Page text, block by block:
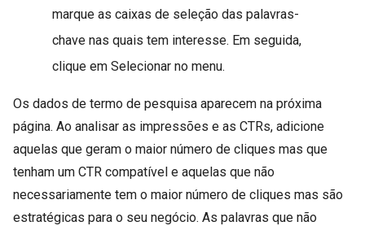
marque as caixas de seleção das palavras-
chave nas quais tem interesse. Em seguida,
clique em Selecionar no menu.
Os dados de termo de pesquisa aparecem na próxima
página. Ao analisar as impressões e as CTRs, adicione
aquelas que geram o maior número de cliques mas que
tenham um CTR compatível e aquelas que não
necessariamente tem o maior número de cliques mas são
estratégicas para o seu negócio. As palavras que não